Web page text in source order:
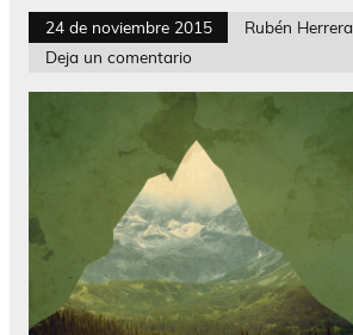
24 de noviembre 2015
Rubén Herrera
Deja un comentario